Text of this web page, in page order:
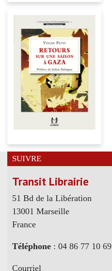
SUIVRE
Transit Librairie
51 Bd de la Libération
13001 Marseille
France
Téléphone : 04 86 77 10 69
Courriel